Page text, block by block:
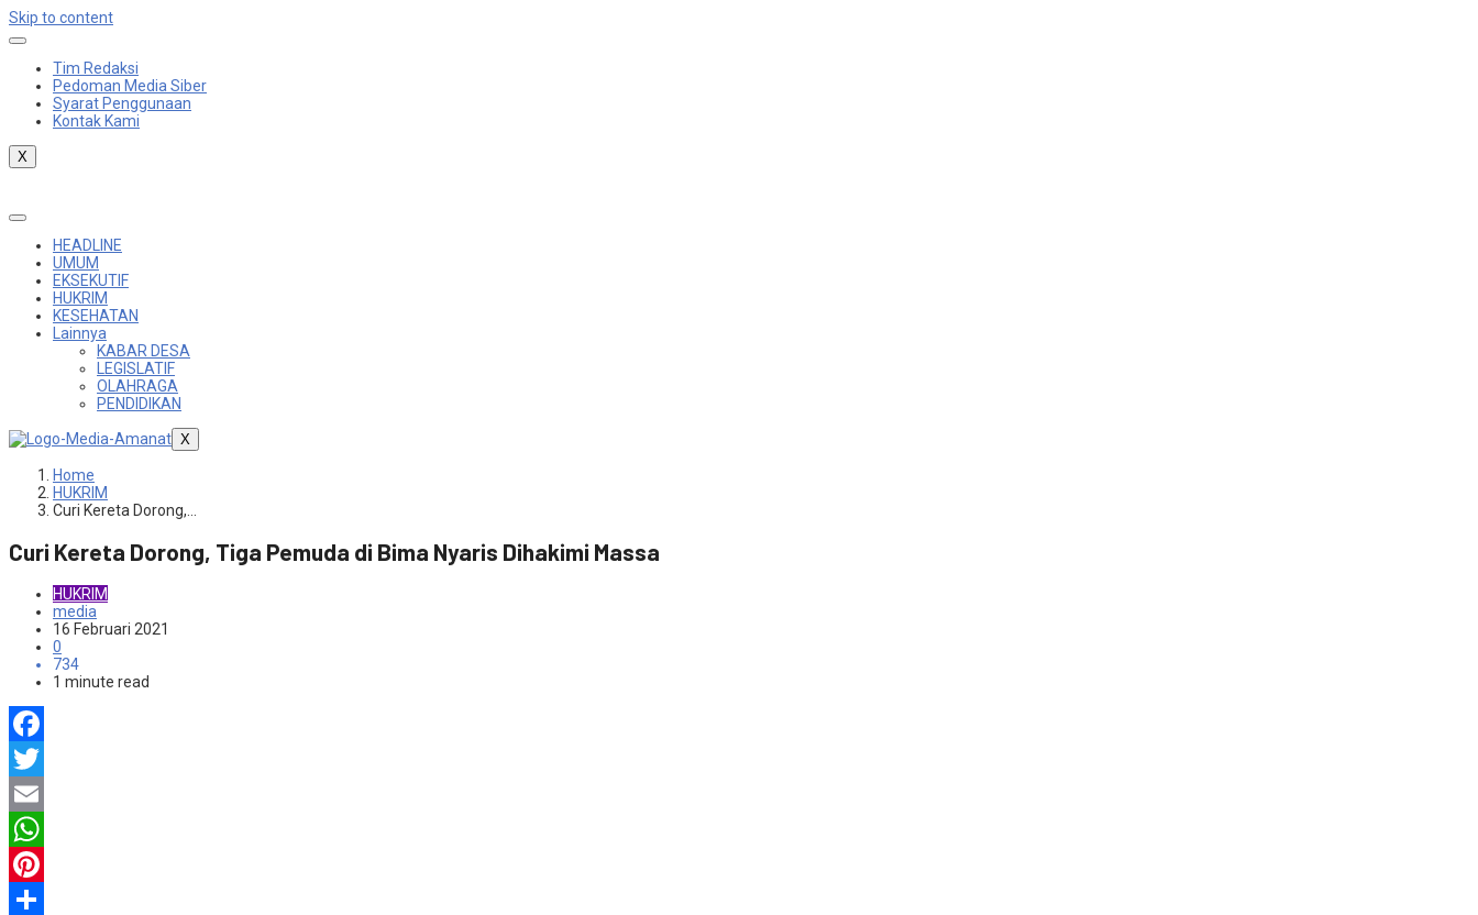
Skip to content
Tim Redaksi
Pedoman Media Siber
Syarat Penggunaan
Kontak Kami
X
HEADLINE
UMUM
EKSEKUTIF
HUKRIM
KESEHATAN
Lainnya
KABAR DESA
LEGISLATIF
OLAHRAGA
PENDIDIKAN
X
Home
HUKRIM
Curi Kereta Dorong,…
Curi Kereta Dorong, Tiga Pemuda di Bima Nyaris Dihakimi Massa
HUKRIM
media
16 Februari 2021
0
734
1 minute read
Facebook
Twitter
Email
WhatsApp
Pinterest